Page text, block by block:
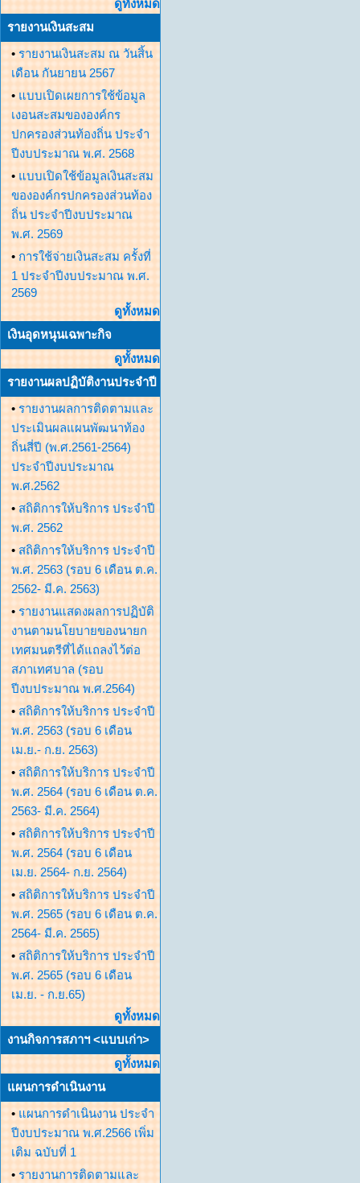
ดูทั้งหมด
รายงานเงินสะสม
• รายงานเงินสะสม ณ วันสิ้น
เดือน กันยายน 2567
• แบบเปิดเผยการใช้ข้อมูล
เงอนสะสมขององค์กร
ปกครองส่วนท้องถิ่น ประจำ
ปีงบประมาณ พ.ศ. 2568
• แบบเปิดใช้ข้อมูลเงินสะสม
ขององค์กรปกครองส่วนท้อง
ถิ่น ประจำปีงบประมาณ
พ.ศ. 2569
• การใช้จ่ายเงินสะสม ครั้งที่
1 ประจำปีงบประมาณ พ.ศ.
2569
ดูทั้งหมด
เงินอุดหนุนเฉพาะกิจ
ดูทั้งหมด
รายงานผลปฏิบัติงานประจำปี
• รายงานผลการติดตามและ
ประเมินผลแผนพัฒนาท้อง
ถิ่นสี่ปี (พ.ศ.2561-2564)
ประจำปีงบประมาณ
พ.ศ.2562
• สถิติการให้บริการ ประจำปี
พ.ศ. 2562
• สถิติการให้บริการ ประจำปี
พ.ศ. 2563 (รอบ 6 เดือน ต.ค.
2562- มี.ค. 2563)
• รายงานแสดงผลการปฏิบัติ
งานตามนโยบายของนายก
เทศมนตรีที่ได้แถลงไว้ต่อ
สภาเทศบาล (รอบ
ปีงบประมาณ พ.ศ.2564)
• สถิติการให้บริการ ประจำปี
พ.ศ. 2563 (รอบ 6 เดือน
เม.ย.- ก.ย. 2563)
• สถิติการให้บริการ ประจำปี
พ.ศ. 2564 (รอบ 6 เดือน ต.ค.
2563- มี.ค. 2564)
• สถิติการให้บริการ ประจำปี
พ.ศ. 2564 (รอบ 6 เดือน
เม.ย. 2564- ก.ย. 2564)
• สถิติการให้บริการ ประจำปี
พ.ศ. 2565 (รอบ 6 เดือน ต.ค.
2564- มี.ค. 2565)
• สถิติการให้บริการ ประจำปี
พ.ศ. 2565 (รอบ 6 เดือน
เม.ย. - ก.ย.65)
ดูทั้งหมด
งานกิจการสภาฯ <แบบเก่า>
ดูทั้งหมด
แผนการดำเนินงาน
• แผนการดำเนินงาน ประจำ
ปีงบประมาณ พ.ศ.2566 เพิ่ม
เติม ฉบับที่ 1
• รายงานการติดตามและ